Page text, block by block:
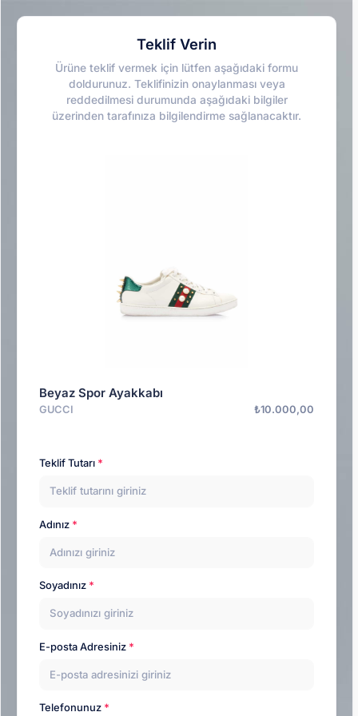
Teklif Verin
Ürüne teklif vermek için lütfen aşağıdaki formu
doldurunuz. Teklifinizin onaylanması veya
reddedilmesi durumunda aşağıdaki bilgiler
üzerinden tarafınıza bilgilendirme sağlanacaktır.
Beyaz Spor Ayakkabı
GUCCI ₺10.000,00
Teklif Tutarı
Adınız
Soyadınız
E-posta Adresiniz
Telefonunuz